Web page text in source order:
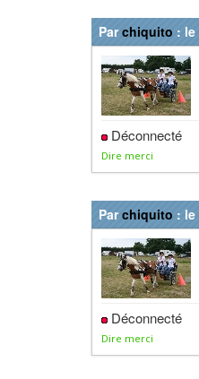
Parchiquito : le
Déconnecté
Dire merci
Parchiquito : le
Déconnecté
Dire merci